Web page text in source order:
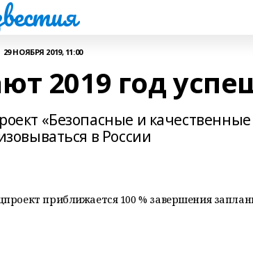
29 НОЯБРЯ 2019, 11:00
2019 год
«Безопасные и
в России
приближается 100 % завершения